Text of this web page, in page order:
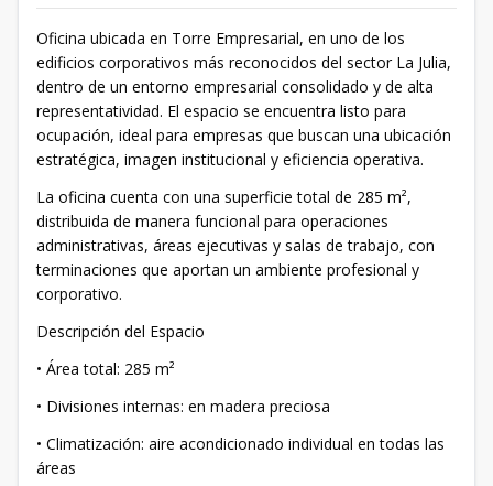
Oficina ubicada en Torre Empresarial, en uno de los
edificios corporativos más reconocidos del sector La Julia,
dentro de un entorno empresarial consolidado y de alta
representatividad. El espacio se encuentra listo para
ocupación, ideal para empresas que buscan una ubicación
estratégica, imagen institucional y eficiencia operativa.
La oficina cuenta con una superficie total de 285 m²,
distribuida de manera funcional para operaciones
administrativas, áreas ejecutivas y salas de trabajo, con
terminaciones que aportan un ambiente profesional y
corporativo.
Descripción del Espacio
• Área total: 285 m²
• Divisiones internas: en madera preciosa
• Climatización: aire acondicionado individual en todas las
áreas